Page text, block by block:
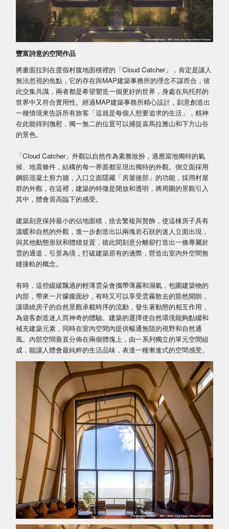
豐富詩意的空間作品
將畫面拉到在度假村腹地面積裡的「Cloud Catcher」，肯定是讓人
無法忽視的焦點，它的存在與MAP建築事務所的理念不謀而合，彼
此交集共識，兩者都是希望塑造一個更好的世界，身處在烏托邦的
世界中又符合實用性。經過MAP建築事務所精心設計，刻意創造出
一種情境來告訴所有旅客「這就是每個人想要追求的生活」，精神
在此能得到撫慰，獨一無二的位置可以捕捉喜馬拉雅山和下方山谷
的景色。
「Cloud Catcher」外觀以自然作為素雅妝扮，適應當地獨特的氣
候、地震條件，結構的每一界面都呈現出獨特的外觀。側立面採用
鋼筋混凝土剪力牆，入口立面隱藏「房屋後部」的功能，採用村屋
群的外觀，在這裡，建築的特徵是開放和透明，將周圍的景觀引入
其中，體會居高臨下的感受。
建築刻意保持最小的佔地面積，捨去繁複與贅飾，使這棟房子具有
溫暖和自然的外觀，進一步創造出以兩塊岩石狀的迷人立面出現，
與其他動態形狀和體積並置，彼此間刻意分離卻打造出一條專屬於
雲的通道，引景為境，打破建築原有的邊際，營造出室內外空間無
縫接軌的概念。
有時，這些緩緩飄過的輕薄雲朵會攜帶薄霧和濕氣，包圍建築物的
內部，帶來一片朦朧面紗，有時又可以享受雲霧散去的豁然開朗，
讓環繞房子的自然景觀承載時序的流動，發生著動態的相互作用，
為遊客創造迷人而神奇的體驗。建築的選擇使自然環境能夠點綴和
補充建築元素，同時在室內空間內提供暢通無阻的視野和自然通
風。內部空間垂直分佈在兩個體塊上，由一系列獨立的單元空間組
成，能讓人體會最純粹的生活品味，表達一種漸進式的空間感受。